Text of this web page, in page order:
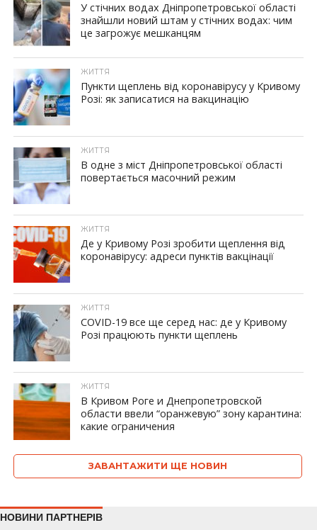
У стічних водах Дніпропетровської області
знайшли новий штам у стічних водах: чим
це загрожує мешканцям
ЖИТТЯ
Пункти щеплень від коронавірусу у Кривому
Розі: як записатися на вакцинацію
ЖИТТЯ
В одне з міст Дніпропетровської області
повертається масочний режим
ЖИТТЯ
Де у Кривому Розі зробити щеплення від
коронавірусу: адреси пунктів вакцінації
ЖИТТЯ
COVID-19 все ще серед нас: де у Кривому
Розі працюють пункти щеплень
ЖИТТЯ
В Кривом Роге и Днепропетровской
области ввели “оранжевую” зону карантина:
какие ограничения
ЗАВАНТАЖИТИ ЩЕ НОВИН